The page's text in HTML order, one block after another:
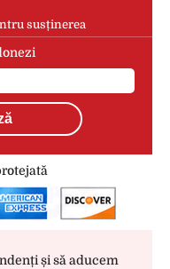
susținerea
și să aducem